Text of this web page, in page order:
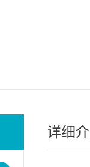
详细